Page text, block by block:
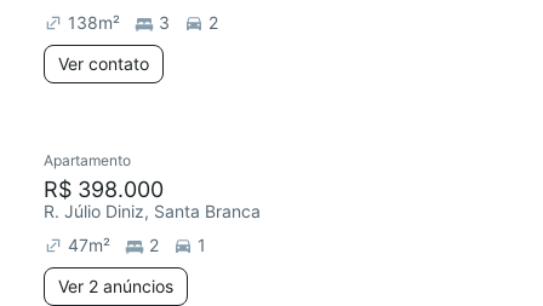
138m² 3
2
Ver contato
Apartamento
R$ 398.000
R. Júlio Diniz, Santa Branca
47m² 2
1
Ver 2 anúncios